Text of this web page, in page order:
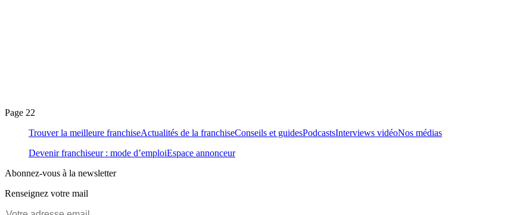
Page 22
Trouver la meilleure franchiseActualités de la franchiseConseils et guidesPodcastsInterviews vidéoNos médias
Devenir franchiseur : mode d’emploiEspace annonceur
Abonnez-vous à la newsletter
Renseignez votre mail